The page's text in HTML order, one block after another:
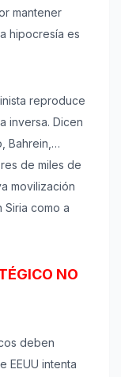
mantener
hipocresía es
reproduce
inversa. Dicen
Bahrein,…
de miles de
movilización
Siria como a
NO
deben
EEUU intenta